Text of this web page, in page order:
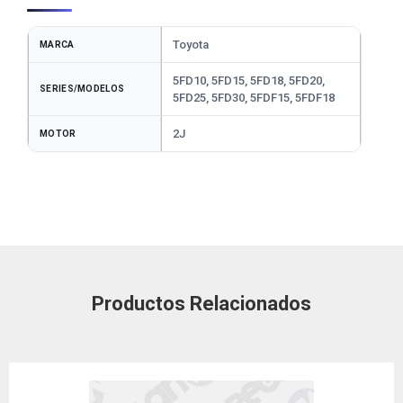
MARCA Toyota
SERIES/MODELOS
5FD10, 5FD15, 5FD18, 5FD20,
5FD25, 5FD30, 5FDF15, 5FDF18
MOTOR 2J
Productos Relacionados